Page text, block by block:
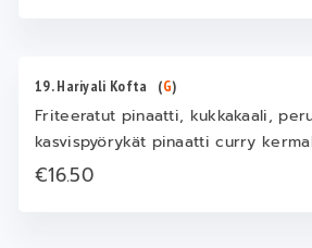
19. Hariyali Kofta (G)
Friteeratut pinaatti, kukkakaali,
kasvispyörykät pinaatti curry
€16.50